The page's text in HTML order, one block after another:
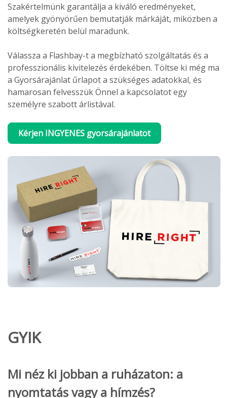
Szakértelmünk garantálja a kiváló eredményeket,
amelyek gyönyörűen bemutatják márkáját, miközben a
költségkeretén belül maradunk.
Válassza a Flashbay-t a megbízható szolgáltatás és a
professzionális kivitelezés érdekében. Töltse ki még ma
a Gyorsárajánlat űrlapot a szükséges adatokkal, és
hamarosan felvesszük Önnel a kapcsolatot egy
személyre szabott árlistával.
Kérjen INGYENES gyorsárajánlatot
GYIK
Mi néz ki jobban a ruházaton: a
nyomtatás vagy a hímzés?